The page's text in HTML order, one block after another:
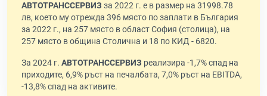
АВТОТРАНССЕРВИЗ за 2022 г. е в размер на 31998.78
лв, което му отрежда 396 място по заплати в България
за 2022 г., на 257 място в област София (столица), на
257 място в община Столична и 18 по КИД - 6820.
За 2024 г. АВТОТРАНССЕРВИЗ реализира -1,7% спад на
приходите, 6,9% ръст на печалбата, 7,0% ръст на EBITDA,
-13,8% спад на активите.